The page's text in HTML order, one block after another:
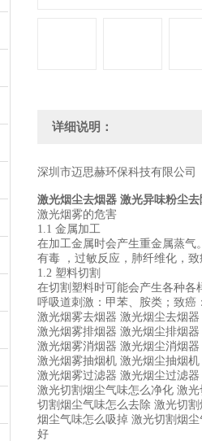
详细说明：
深圳市迈思赫环保科技有限公司
激光烟尘去烟器 激光异味粉尘
激光烟雾的危害
1.1 金属加工
在加工金属时会产生重金属蒸气
有毒 ，过敏反应，肺纤维化，致
1.2 塑料切割
在切割塑料时可能会产生各种各
呼吸道刺激：甲苯、胺类；致癌
激光烟雾去烟器 激光烟尘去烟
激光烟雾排烟器 激光烟尘排烟
激光烟雾消烟器 激光烟尘消烟
激光烟雾抽烟机 激光烟尘抽烟
激光烟雾过滤器 激光烟尘过滤
激光切割烟尘气味怎么净化 激
切割烟尘气味怎么去除 激光切
烟尘气味怎么吸掉 激光切割烟
好